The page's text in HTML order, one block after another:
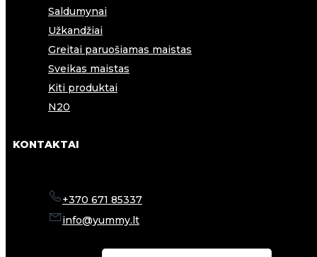
Saldumynai
Užkandžiai
Greitai paruošiamas maistas
Sveikas maistas
Kiti produktai
N20
KONTAKTAI
+370 671 85337
info@yummy.lt